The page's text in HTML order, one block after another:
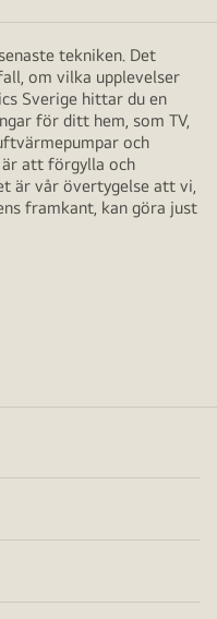
tekniken. Det
om vilka upplevelser
Sverige hittar du en
för ditt hem, som TV,
och
att förgylla och
är vår övertygelse att vi,
framkant, kan göra just